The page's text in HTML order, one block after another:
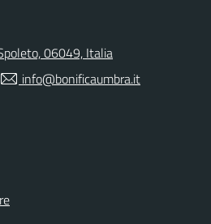
06049, Italia
info@bonificaumbra.it